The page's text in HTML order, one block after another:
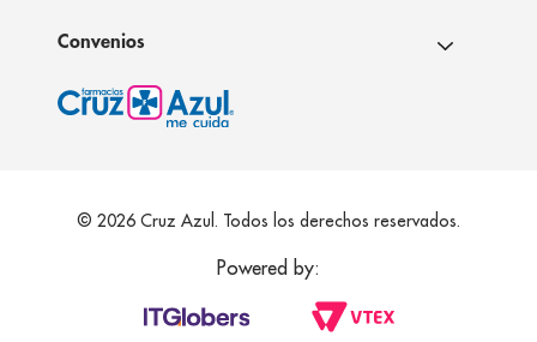
Convenios
© 2026 Cruz Azul. Todos los derechos reservados.
Powered by: